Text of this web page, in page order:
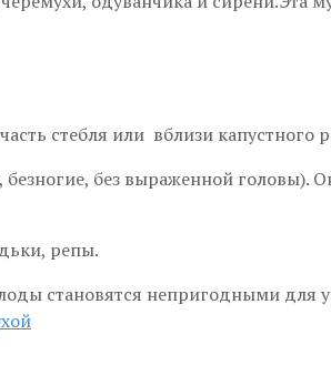
стебля или вблизи капустного
без выраженной головы).
репы.
становятся непригодными для